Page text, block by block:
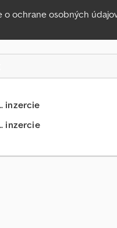
o ochrane osobných
inzercie
inzercie